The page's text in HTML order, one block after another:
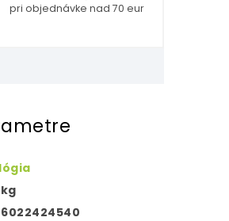
pri objednávke nad 70 eur